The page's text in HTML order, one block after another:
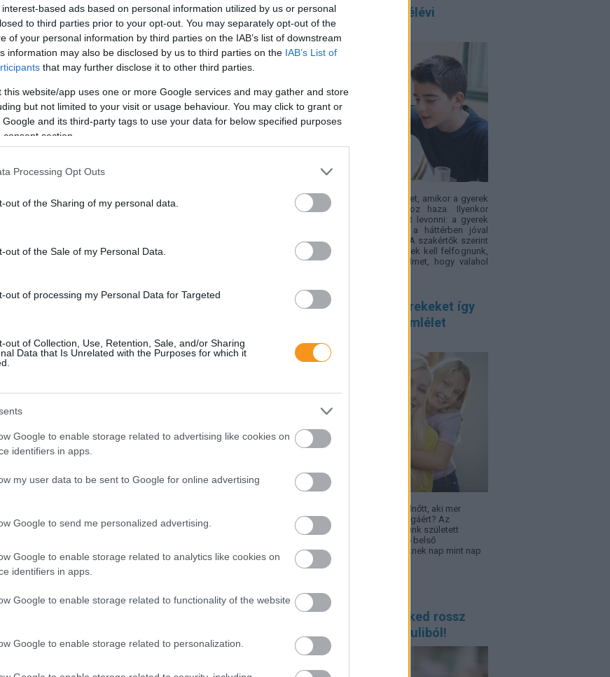
based ads based on personal information utilized by us or personal
to third parties prior to your opt-out. You may separately opt-out of the
of your personal information by third parties on the IAB’s list of downstream
information may also be disclosed by us to third parties on the IAB’s List of
that may further disclose it to other third parties.
this website/app uses one or more Google services and may gather and store
but not limited to your visit or usage behaviour. You may click to grant or
and its third-party tags to use your data for below specified purposes
section.
Processing Opt Outs
out of the Sharing of my personal data.
out of the Sale of my Personal Data.
out of processing my Personal Data for Targeted
out of Collection, Use, Retention, Sale, and/or Sharing
Data that Is Unrelated with the Purposes for which it
Google to enable storage related to advertising like cookies on
identifiers in apps.
my user data to be sent to Google for online advertising
Google to send me personalized advertising.
Google to enable storage related to analytics like cookies on
identifiers in apps.
Google to enable storage related to functionality of the website
Google to enable storage related to personalization.
Sok szülő félreérti a félévi
bizonyítványt, ezért!
Sok családban okoz feszültséget, amikor a gyerek
"rossz" félévi bizonyítványt hoz haza. Ilyenkor
könnyű téves következtetéseket levonni: a gyerek
lusta, figyelmetlen volt, pedig a háttérben jóval
összetettebb okok is állhatnak. A szakértők szerint
a rossz jegyeket inkább jelzésnek kell felfognunk,
amelyek arra hívják fel a figyelmet, hogy valahol
A mentálisan erős gyerekeket így
nevelik – 4 fontos szemlélet
Mitől lesz egy gyerekből olyan felnőtt, aki mer
hibázni, újrakezdeni és kiállni magáért? Az
egészséges önbizalom nem velünk született
tulajdonság, hanem lassan épülő belső
biztonságérzet, amelyre a gyereknek nap mint nap
szüksége van.
Így reagálj, ha a gyereked rossz
jegyet hozott haza a suliból!